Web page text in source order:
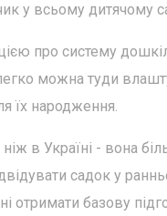
у всьому дитячому
про систему
можна туди
їх народження.
в Україні - вона
садок у
базову